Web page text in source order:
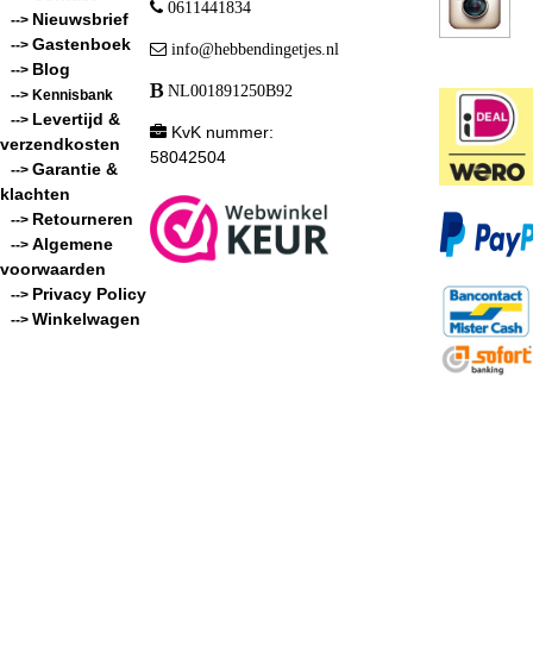
--> Nieuwsbrief
--> Gastenboek
--> Blog
--> Kennisbank
--> Levertijd &
verzendkosten
--> Garantie &
klachten
--> Retourneren
--> Algemene
voorwaarden
--> Privacy Policy
--> Winkelwagen
0611441834
info@hebbendingetjes.nl
NL001891250B92
KvK nummer:
58042504